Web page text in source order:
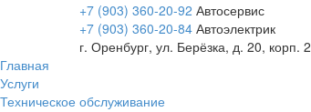
+7 (903) 360-20-92 Автосервис
+7 (903) 360-20-84 Автоэлектрик
г. Оренбург, ул. Берёзка, д. 20, корп. 2
Главная
Услуги
Техническое обслуживание